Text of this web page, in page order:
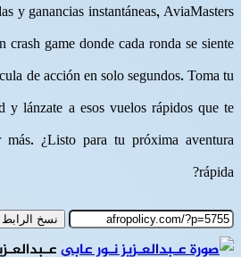
y ganancias instantáneas, AviaMasters
crash game donde cada ronda se siente
de acción en solo segundos. Toma tu
y lánzate a esos vuelos rápidos que te
más. ¿Listo para tu próxima aventura
rápida?
نسخ الرابط